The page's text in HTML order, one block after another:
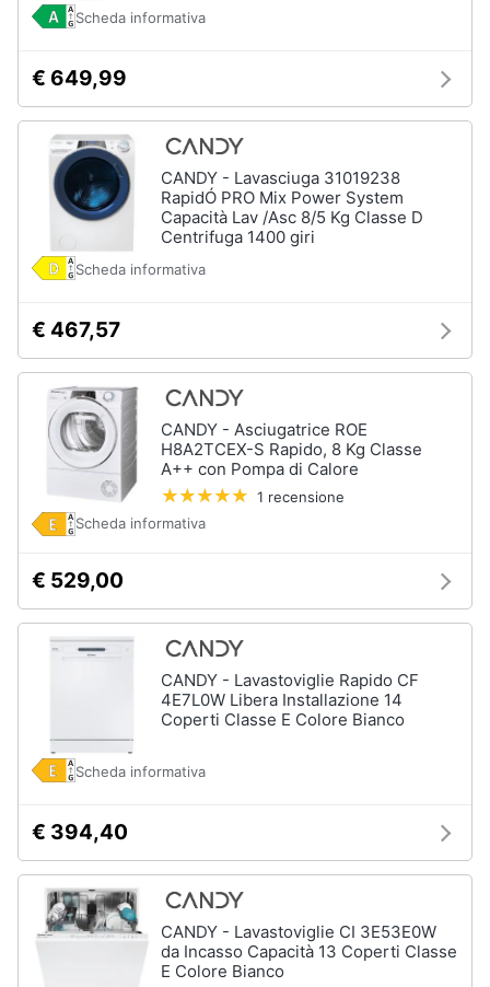
Scheda informativa
€ 649,99
CANDY - Lavasciuga 31019238
RapidÓ PRO Mix Power System
Capacità Lav /Asc 8/5 Kg Classe D
Centrifuga 1400 giri
Scheda informativa
€ 467,57
CANDY - Asciugatrice ROE
H8A2TCEX-S Rapido, 8 Kg Classe
A++ con Pompa di Calore
1 recensione
Scheda informativa
€ 529,00
CANDY - Lavastoviglie Rapido CF
4E7L0W Libera Installazione 14
Coperti Classe E Colore Bianco
Scheda informativa
€ 394,40
CANDY - Lavastoviglie CI 3E53E0W
da Incasso Capacità 13 Coperti Classe
E Colore Bianco